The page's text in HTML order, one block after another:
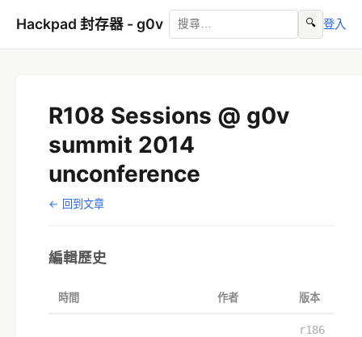
Hackpad 封存器 - g0v 🔍 登入
R108 Sessions @ g0v
summit 2014
unconference
← 回到文章
編輯歷史
時間 作者 版本
r186